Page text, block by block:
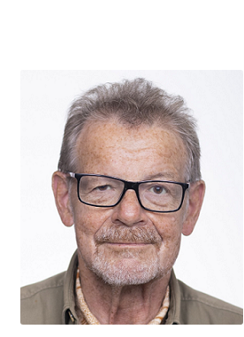
Málfarspistlar
Fræðilegir fyrirlestrar
Ýmis erindi
Blaðaefni
English
Administration